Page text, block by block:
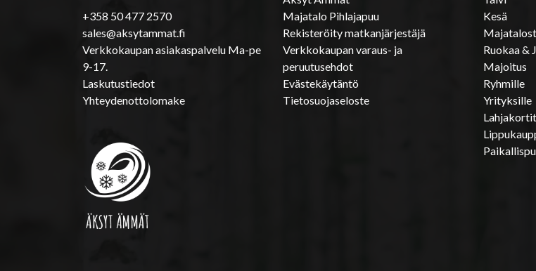
+358 50 477 2570
sales@aksytammat.fi
Verkkokaupan asiakaspalvelu Ma-pe
9-17.
Laskutustiedot
Yhteydenottolomake
Majatalo Pihlajapuu
Rekisteröity matkanjärjestäjä
Verkkokaupan varaus- ja
peruutusehdot
Evästekäytäntö
Tietosuojaseloste
Kesä
Ruokaa &
Majoitus
Ryhmille
Yrityksille
Lahjakortit